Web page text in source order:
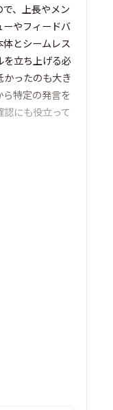
、上長やメン
やフィードバ
とシームレス
を立ち上げる必
ったのも大き
特定の発言を
にも役立って